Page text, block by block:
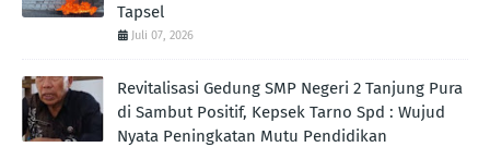
Tapsel
Juli 07, 2026
Revitalisasi Gedung SMP Negeri 2 Tanjung Pura
di Sambut Positif, Kepsek Tarno Spd : Wujud
Nyata Peningkatan Mutu Pendidikan